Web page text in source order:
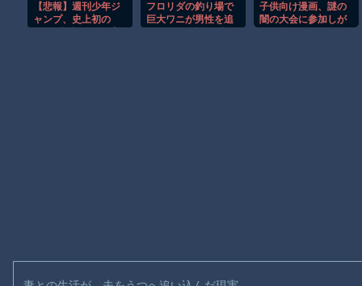
【悲報】週刊少年ジ
ャンプ、史上初の
フロリダの釣り場で
巨大ワニが男性を追
子供向け漫画、謎の
闇の大会に参加しが